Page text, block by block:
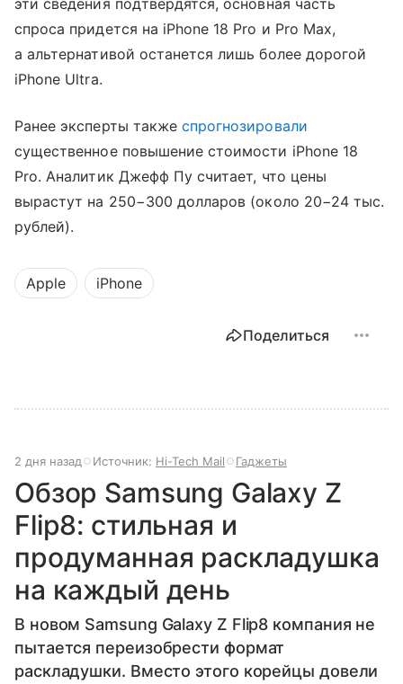
эти сведения подтвердятся, основная часть
спроса придется на iPhone 18 Pro и Pro Max,
а альтернативой останется лишь более дорогой
iPhone Ultra.
Ранее эксперты такжеспрогнозировали
существенное повышение стоимости iPhone 18
Pro. Аналитик Джефф Пу считает, что цены
вырастут на 250−300 долларов (около 20−24 тыс.
рублей).
Apple iPhone
Поделиться
2 дня назад Источник: Hi-Tech Mail Гаджеты
Обзор Samsung Galaxy Z
Flip8: стильная и
продуманная раскладушка
на каждый день
В новом Samsung Galaxy Z Flip8 компания не
пытается переизобрести формат
раскладушки. Вместо этого корейцы довели